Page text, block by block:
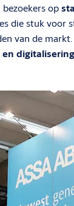
op
die stuk voor
van de markt.
digitalisering